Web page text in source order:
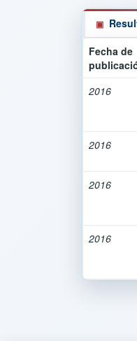
Fecha de
2016
2016
2016
2016